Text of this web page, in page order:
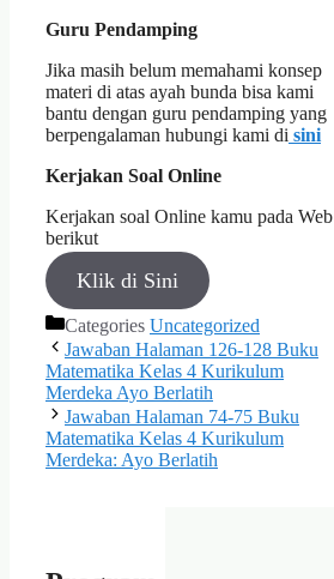
Guru Pendamping
Jika masih belum memahami konsep
materi di atas ayah bunda bisa kami
bantu dengan guru pendamping yang
berpengalaman hubungi kami di sini
Kerjakan Soal Online
Kerjakan soal Online kamu pada Web
berikut
Klik di Sini
Categories Uncategorized
Jawaban Halaman 126-128 Buku
Matematika Kelas 4 Kurikulum
Merdeka Ayo Berlatih
Jawaban Halaman 74-75 Buku
Matematika Kelas 4 Kurikulum
Merdeka: Ayo Berlatih